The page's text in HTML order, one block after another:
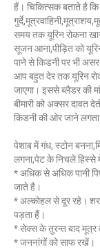
हैं। चिकित्सक बताते है
समय तक यूरिन रोकना
सूजन आना,पीड़ित को
पाने से किडनी पर भी
आप बहुत देर तक यूरिन
जाएगा। इससे ब्लैडर की
बीमारी को अक्सर दावत
किडनी की ओर जाने लगता
पेशाब में गंध, स्टोन
लगना,पेट के निचले हिस्से
* अधिक से अधिक पानी
जाते है।
* अल्कोहल से दूर रहे।
पड़ता हैं।
* सेक्स के तुरन्त बाद मूत्र
* जननांगों को साफ रखें।